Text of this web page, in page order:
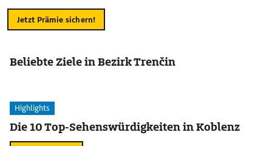
Jetzt Prämie sichern!
Beliebte Ziele in Bezirk Trenčin
Highlights
Die 10 Top-Sehenswürdigkeiten in Koblenz